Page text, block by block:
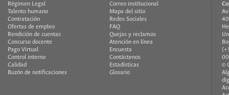
Régimen Legal
Talento humano
Contratación
Ofertas de empleo
Rendición de cuentas
Concurso docente
Pago Virtual
Control interno
Calidad
Buzón de notificaciones
Correo institucional
Mapa del sitio
Redes Sociales
FAQ
Quejas y reclamos
Atención en línea
Encuesta
Contáctenos
Estadísticas
Glosario
©